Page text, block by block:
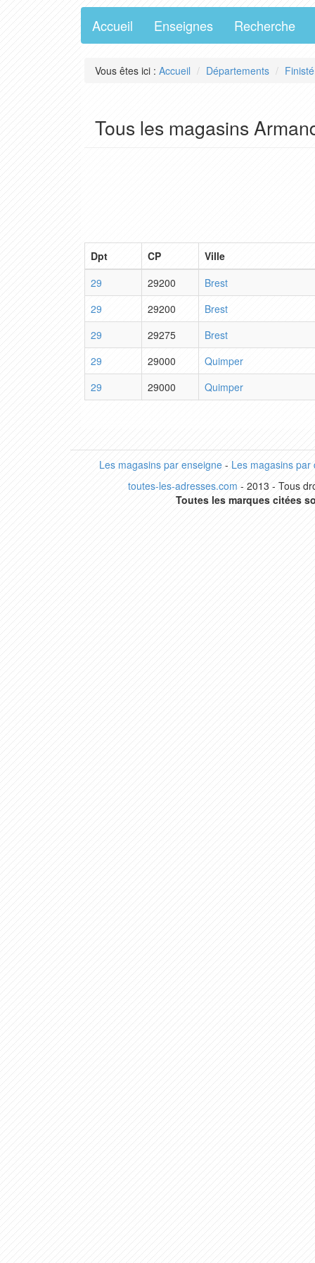
Accueil Enseignes Recherche
Vous êtes ici : Accueil Départements
Tous les magasins
Dpt CP
Ville
29
29200
Brest
29
29200
Brest
29
29275
Brest
29
29000
Quimper
29
29000 Quimper
Les magasins par enseigne- Les magasins par
toutes-les-adresses.com - 2013 - Tous
Toutes les marques citées